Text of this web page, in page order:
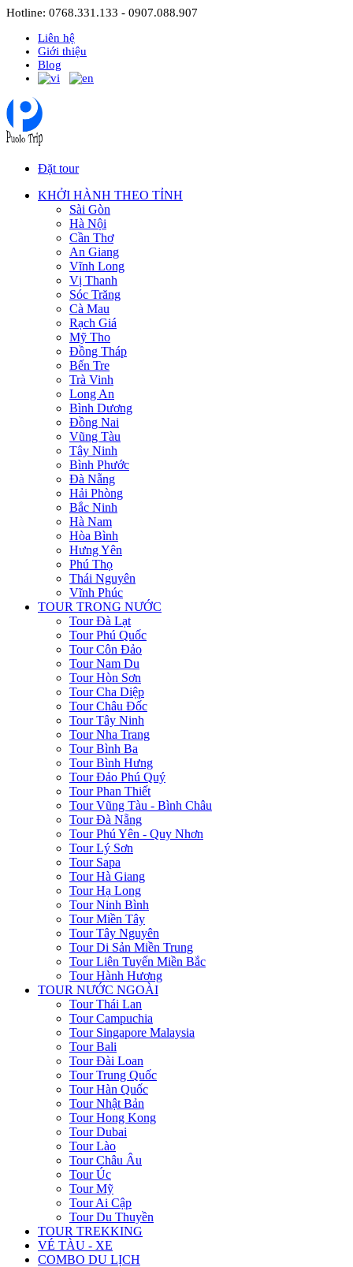
Hotline: 0768.331.133 - 0907.088.907
Liên hệ
Giới thiệu
Blog
Đặt tour
KHỞI HÀNH THEO TỈNH
Sài Gòn
Hà Nội
Cần Thơ
An Giang
Vĩnh Long
Vị Thanh
Sóc Trăng
Cà Mau
Rạch Giá
Mỹ Tho
Đồng Tháp
Bến Tre
Trà Vinh
Long An
Bình Dương
Đồng Nai
Vũng Tàu
Tây Ninh
Bình Phước
Đà Nẵng
Hải Phòng
Bắc Ninh
Hà Nam
Hòa Bình
Hưng Yên
Phú Thọ
Thái Nguyên
Vĩnh Phúc
TOUR TRONG NƯỚC
Tour Đà Lạt
Tour Phú Quốc
Tour Côn Đảo
Tour Nam Du
Tour Hòn Sơn
Tour Cha Diệp
Tour Châu Đốc
Tour Tây Ninh
Tour Nha Trang
Tour Bình Ba
Tour Bình Hưng
Tour Đảo Phú Quý
Tour Phan Thiết
Tour Vũng Tàu - Bình Châu
Tour Đà Nẵng
Tour Phú Yên - Quy Nhơn
Tour Lý Sơn
Tour Sapa
Tour Hà Giang
Tour Hạ Long
Tour Ninh Bình
Tour Miền Tây
Tour Tây Nguyên
Tour Di Sản Miền Trung
Tour Liên Tuyến Miền Bắc
Tour Hành Hương
TOUR NƯỚC NGOÀI
Tour Thái Lan
Tour Campuchia
Tour Singapore Malaysia
Tour Bali
Tour Đài Loan
Tour Trung Quốc
Tour Hàn Quốc
Tour Nhật Bản
Tour Hong Kong
Tour Dubai
Tour Lào
Tour Châu Âu
Tour Úc
Tour Mỹ
Tour Ai Cập
Tour Du Thuyền
TOUR TREKKING
VÉ TÀU - XE
COMBO DU LỊCH